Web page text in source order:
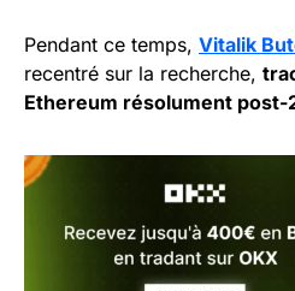
Pendant ce temps, Vitalik
recentré sur la recherche,
Ethereum résolument post-